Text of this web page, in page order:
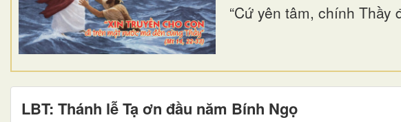
“Cứ yên tâm, chính Thầy
LBT: Thánh lễ Tạ ơn đầu năm Bính Ngọ